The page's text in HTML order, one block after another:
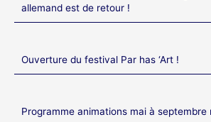
allemand est de retour !
Ouverture du festival Par has ‘Art !
Programme animations mai à septembre